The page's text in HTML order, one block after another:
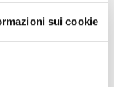
sui cookie